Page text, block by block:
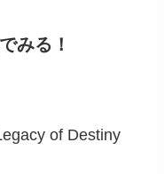
みる！
of Destiny